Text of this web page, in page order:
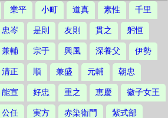
業平 小町 道真 素性 千里
忠岑 是則 友則 貫之 躬恒
兼輔 宗于 興風 深養父 伊勢
清正 順 兼盛 元輔 朝忠
能宣 好忠 重之 恵慶 徽子女王
公任 実方 赤染衛門 紫式部